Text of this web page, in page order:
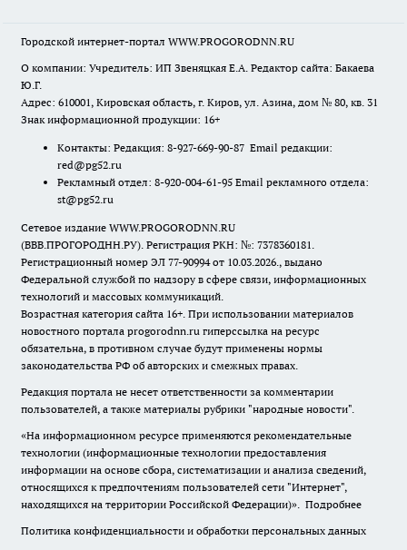
Городской интернет-портал WWW.PROGORODNN.RU
О компании: Учредитель: ИП Звеняцкая Е.А. Редактор сайта: Бакаева
Ю.Г.
Адрес: 610001, Кировская область, г. Киров, ул. Азина, дом № 80, кв. 31
Знак информационной продукции: 16+
Контакты: Редакция: 8-927-669-90-87 Email редакции:
red@pg52.ru
Рекламный отдел: 8-920-004-61-95 Email рекламного отдела:
st@pg52.ru
Сетевое издание WWW.PROGORODNN.RU
(ВВВ.ПРОГОРОДНН.РУ). Регистрация РКН: №: 7378360181.
Регистрационный номер ЭЛ 77-90994 от 10.03.2026., выдано
Федеральной службой по надзору в сфере связи, информационных
технологий и массовых коммуникаций.
Возрастная категория сайта 16+. При использовании материалов
новостного портала progorodnn.ru гиперссылка на ресурс
обязательна, в противном случае будут применены нормы
законодательства РФ об авторских и смежных правах.
Редакция портала не несет ответственности за комментарии
пользователей, а также материалы рубрики "народные новости".
«На информационном ресурсе применяются рекомендательные
технологии (информационные технологии предоставления
информации на основе сбора, систематизации и анализа сведений,
относящихся к предпочтениям пользователей сети "Интернет",
находящихся на территории Российской Федерации)». Подробнее
Политика конфиденциальности и обработки персональных данных